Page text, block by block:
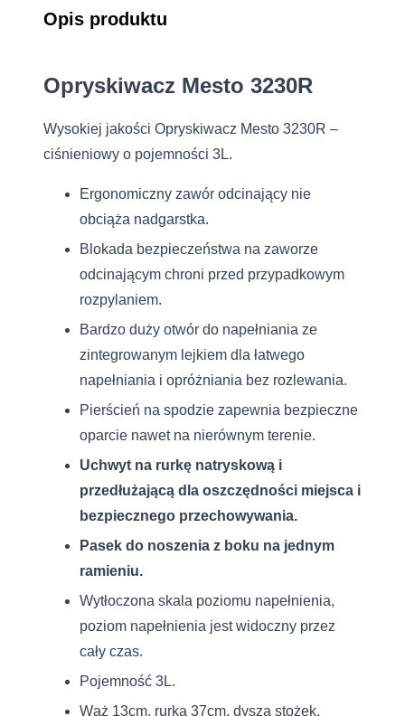
Opis produktu
Opryskiwacz Mesto 3230R
Wysokiej jakości Opryskiwacz Mesto 3230R –
ciśnieniowy o pojemności 3L.
Ergonomiczny zawór odcinający nie
obciąża nadgarstka.
Blokada bezpieczeństwa na zaworze
odcinającym chroni przed przypadkowym
rozpylaniem.
Bardzo duży otwór do napełniania ze
zintegrowanym lejkiem dla łatwego
napełniania i opróżniania bez rozlewania.
Pierścień na spodzie zapewnia bezpieczne
oparcie nawet na nierównym terenie.
Uchwyt na rurkę natryskową i
przedłużającą dla oszczędności miejsca i
bezpiecznego przechowywania.
Pasek do noszenia z boku na jednym
ramieniu.
Wytłoczona skala poziomu napełnienia,
poziom napełnienia jest widoczny przez
cały czas.
Pojemność 3L.
Wąż 13cm, rurka 37cm, dysza stożek.